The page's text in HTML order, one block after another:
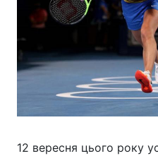
12 вересня цього року